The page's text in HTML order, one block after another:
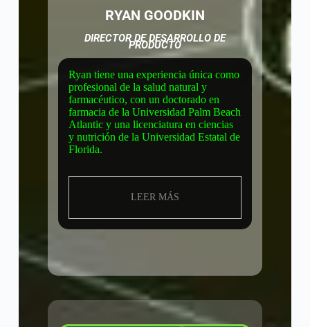
RYAN GOODKIN
DIRECTOR DE DESARROLLO DE
PRODUCTO
Ryan tiene una experiencia única como
profesional de la salud natural y
farmacéutico, con un doctorado en
farmacia de la Universidad Palm Beach
Atlantic y una licenciatura en ciencias
y nutrición de la Universidad Estatal de
Florida.
LEER MÁS